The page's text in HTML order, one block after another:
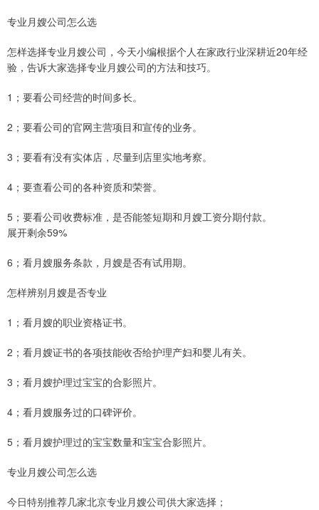
专业月嫂公司怎么选
怎样选择专业月嫂公司，今天小编根据个人在家政行业深耕近20年经
验，告诉大家选择专业月嫂公司的方法和技巧。
1；要看公司经营的时间多长。
2；要看公司的官网主营项目和宣传的业务。
3；要看有没有实体店，尽量到店里实地考察。
4；要查看公司的各种资质和荣誉。
5；要看公司收费标准，是否能签短期和月嫂工资分期付款。
展开剩余59%
6；看月嫂服务条款，月嫂是否有试用期。
怎样辨别月嫂是否专业
1；看月嫂的职业资格证书。
2；看月嫂证书的各项技能收否给护理产妇和婴儿有关。
3；看月嫂护理过宝宝的合影照片。
4；看月嫂服务过的口碑评价。
5；看月嫂护理过的宝宝数量和宝宝合影照片。
专业月嫂公司怎么选
今日特别推荐几家北京专业月嫂公司供大家选择；